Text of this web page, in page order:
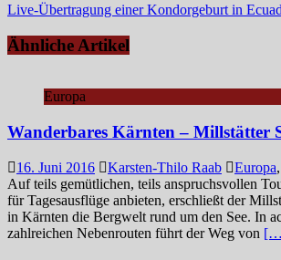
Live-Übertragung einer Kondorgeburt in
Ähnliche Artikel
Europa
Wanderbares Kärnten – Millstätter
16. Juni 2016 Karsten-Thilo Raab Europa,
Auf teils gemütlichen, teils anspruchsvollen
für Tagesausflüge anbieten, erschließt der
in Kärnten die Bergwelt rund um den See. In
zahlreichen Nebenrouten führt der Weg von